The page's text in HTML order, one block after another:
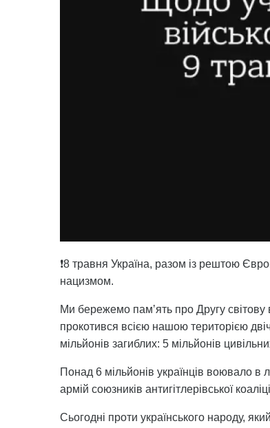
❗️8 травня Україна, разом із рештою
нацизмом.
Ми бережемо памʼять про Другу
прокотився всією нашою територією
мільйонів загиблих: 5 мільйонів
Понад 6 мільйонів українців воювало в
армій союзників антигітлерівської
Сьогодні проти українського народу,